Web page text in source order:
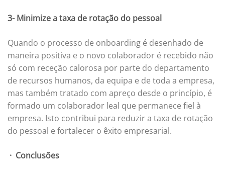
3- Minimize a taxa de rotação do pessoal
Quando o processo de onboarding é desenhado de
maneira positiva e o novo colaborador é recebido não
só com receção calorosa por parte do departamento
de recursos humanos, da equipa e de toda a empresa,
mas também tratado com apreço desde o princípio, é
formado um colaborador leal que permanece fiel à
empresa. Isto contribui para reduzir a taxa de rotação
do pessoal e fortalecer o êxito empresarial.
· Conclusões